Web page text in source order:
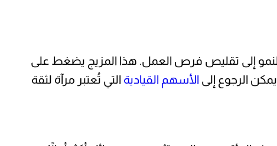
النمو إلى تقليص فرص العمل. هذا المزيج يضغط على
الرجوع إلى الأسهم القيادية التي تُعتبر مرآة لثقة